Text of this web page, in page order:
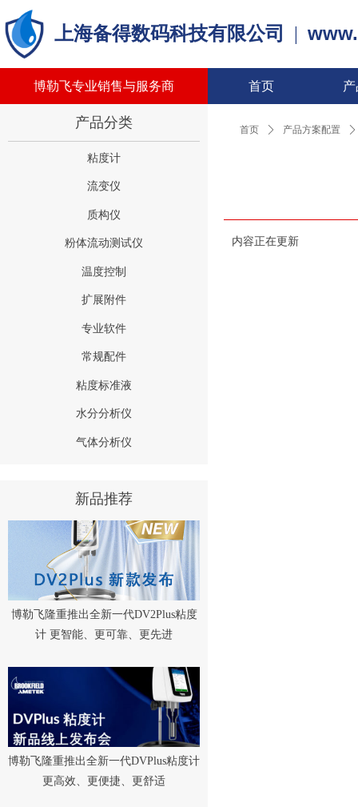
上海备得数码科技有限公司 |
首页
博勒飞专业销售与服务商
首页 ꄲ 产品方案配置 ꄲ
内容正在更新
粘度计
流变仪
质构仪
粉体流动测试仪
温度控制
扩展附件
专业软件
常规配件
粘度标准液
水分分析仪
气体分析仪
产品分类
新品推荐
博勒飞隆重推出全新一代DV2Plus粘度
计 更智能、更可靠、更先进
博勒飞隆重推出全新一代DVPlus粘度计
更高效、更便捷、更舒适